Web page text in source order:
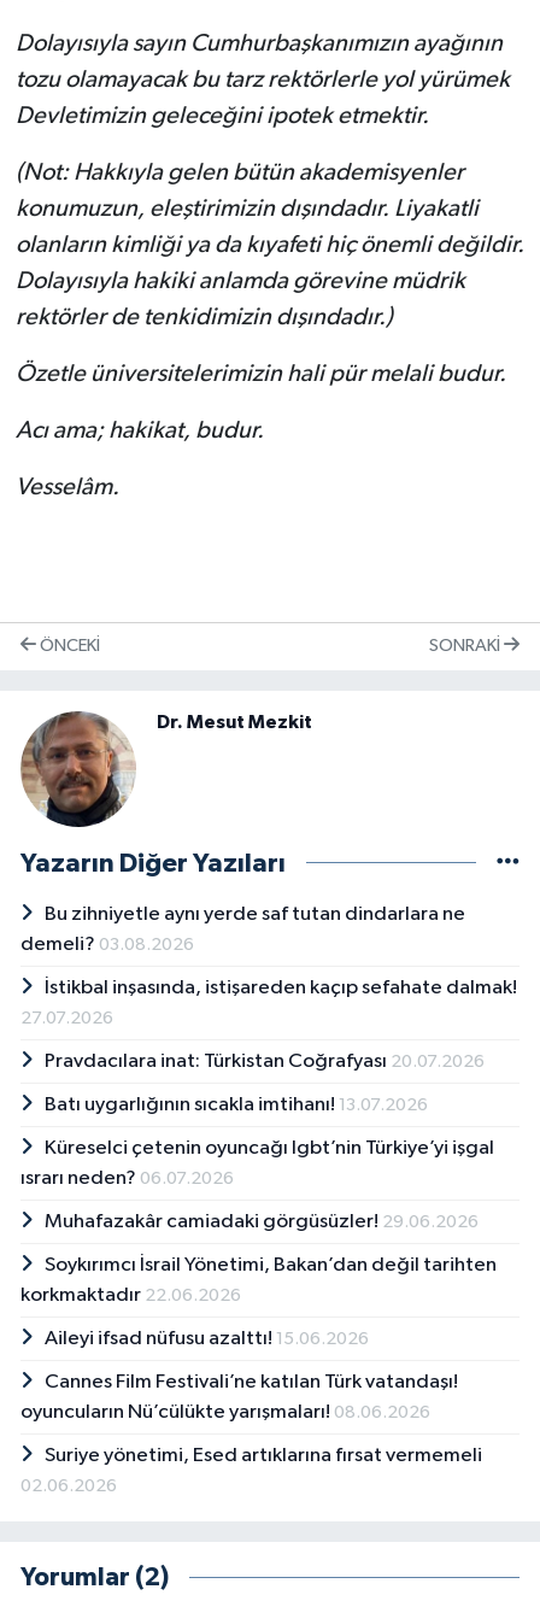
Dolayısıyla sayın Cumhurbaşkanımızın ayağının
tozu olamayacak bu tarz rektörlerle yol yürümek
Devletimizin geleceğini ipotek etmektir.
(Not: Hakkıyla gelen bütün akademisyenler
konumuzun, eleştirimizin dışındadır. Liyakatli
olanların kimliği ya da kıyafeti hiç önemli değildir.
Dolayısıyla hakiki anlamda görevine müdrik
rektörler de tenkidimizin dışındadır.)
Özetle üniversitelerimizin hali pür melali budur.
Acı ama; hakikat, budur.
Vesselâm.
ÖNCEKI SONRAKI
Dr. Mesut Mezkit
Yazarın Diğer Yazıları
Bu zihniyetle aynı yerde saf tutan dindarlara ne
demeli? 03.08.2026
İstikbal inşasında, istişareden kaçıp sefahate dalmak!
27.07.2026
Pravdacılara inat: Türkistan Coğrafyası 20.07.2026
Batı uygarlığının sıcakla imtihanı! 13.07.2026
Küreselci çetenin oyuncağı lgbt’nin Türkiye’yi işgal
ısrarı neden? 06.07.2026
Muhafazakâr camiadaki görgüsüzler! 29.06.2026
Soykırımcı İsrail Yönetimi, Bakan’dan değil tarihten
korkmaktadır 22.06.2026
Aileyi ifsad nüfusu azalttı! 15.06.2026
Cannes Film Festivali’ne katılan Türk vatandaşı!
oyuncuların Nü’cülükte yarışmaları! 08.06.2026
Suriye yönetimi, Esed artıklarına fırsat vermemeli
02.06.2026
Yorumlar (2)